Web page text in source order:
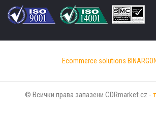
Ecommerce solutions
© Всички права запазени CDRmarket.cz -